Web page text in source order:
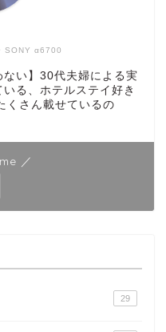
SONY α6700
ない】30代夫婦による実
る、ホテルステイ好き
くさん載せているの
／
29